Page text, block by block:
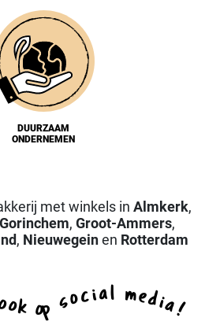
DUURZAAM
ONDERNEMEN
met winkels in Almkerk,
Gorinchem, Groot-Ammers,
, Nieuwegeinen Rotterdam
ok o
p social media!